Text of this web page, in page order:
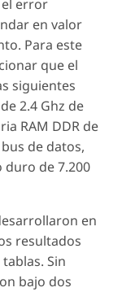
el error
en valor
Para este
que el
siguientes
2.4 Ghz de
RAM DDR de
de datos,
duro de 7.200
en
resultados
Sin
bajo dos